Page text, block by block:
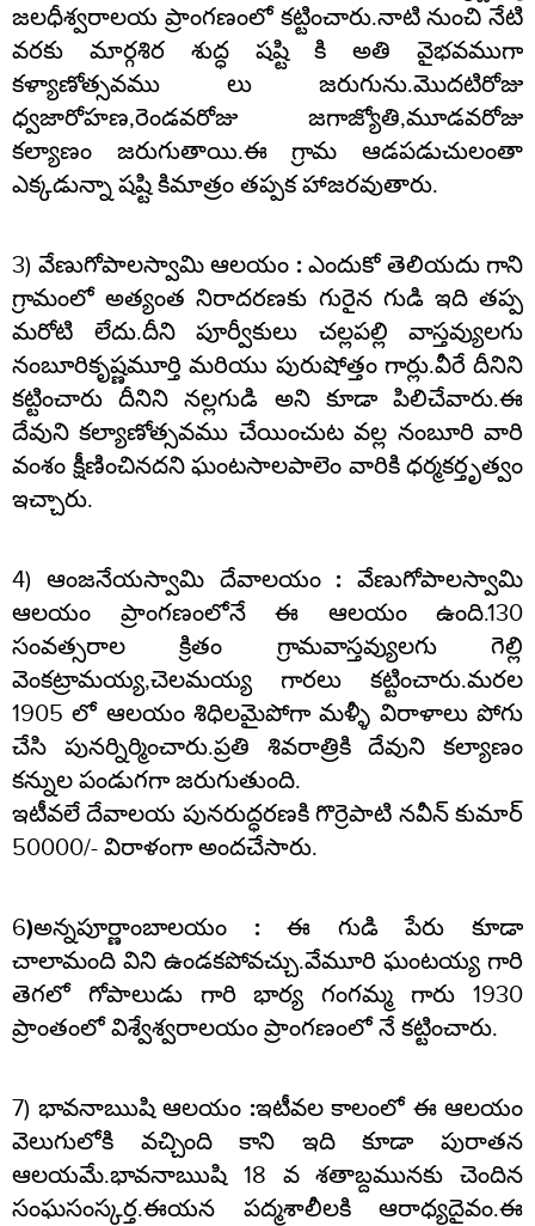
జలధీశ్వరాలయ ప్రాంగణంలో కట్టించారు.నాటి నుంచి నేటి
వరకు మార్గశిర శుద్ధ షష్టి కి అతి వైభవముగా
కళ్యాణోత్సవము లు జరుగును.మొదటిరోజు
ధ్వజారోహణ,రెండవరోజు జగాజ్యోతి,మూడవరోజు
కల్యాణం జరుగుతాయి.ఈ గ్రామ ఆడపడుచులంతా
ఎక్కడున్నా షష్టి కిమాత్రం తప్పక హాజరవుతారు.
3) వేణుగోపాలస్వామి ఆలయం : ఎందుకో తెలియదు గాని
గ్రామంలో అత్యంత నిరాదరణకు గురైన గుడి ఇది తప్ప
మరోటి లేదు.దీని పూర్వీకులు చల్లపల్లి వాస్తవ్యులగు
నంబూరికృష్ణమూర్తి మరియు పురుషోత్తం గార్లు.వీరే దీనిని
కట్టించారు దీనిని నల్లగుడి అని కూడా పిలిచేవారు.ఈ
దేవుని కల్యాణోత్సవము చేయించుట వల్ల నంబూరి వారి
వంశం క్షీణించినదని ఘంటసాలపాలెం వారికి ధర్మకర్తృత్వం
ఇచ్చారు.
4) ఆంజనేయస్వామి దేవాలయం : వేణుగోపాలస్వామి
ఆలయం ప్రాంగణంలోనే ఈ ఆలయం ఉంది.130
సంవత్సరాల క్రితం గ్రామవాస్తవ్యులగు గెల్లి
వెంకట్రామయ్య,చెలమయ్య గారలు కట్టించారు.మరల
1905 లో ఆలయం శిధిలమైపోగా మళ్ళీ విరాళాలు పోగు
చేసి పునర్నిర్మించారు.ప్రతి శివరాత్రికి దేవుని కల్యాణం
కన్నుల పండుగగా జరుగుతుంది.
ఇటీవలే దేవాలయ పునరుద్ధరణకి గొర్రెపాటి నవీన్ కుమార్
50000/- విరాళంగా అందచేసారు.
6)అన్నపూర్ణాంబాలయం :ఈ గుడి పేరు కూడా
చాలామంది విని ఉండకపోవచ్చు.వేమూరి ఘంటయ్య గారి
తెగలో గోపాలుడు గారి భార్య గంగమ్మ గారు 1930
ప్రాంతంలో విశ్వేశ్వరాలయం ప్రాంగణంలో నే కట్టించారు.
7) భావనాఋషి ఆలయం :ఇటీవల కాలంలో ఈ ఆలయం
వెలుగులోకి వచ్చింది కాని ఇది కూడా పురాతన
ఆలయమే.భావనాఋషి 18 వ శతాబ్దమునకు చెందిన
సంఘసంస్కర్త.ఈయన పద్మశాలీలకి ఆరాధ్యదైవం.ఈ